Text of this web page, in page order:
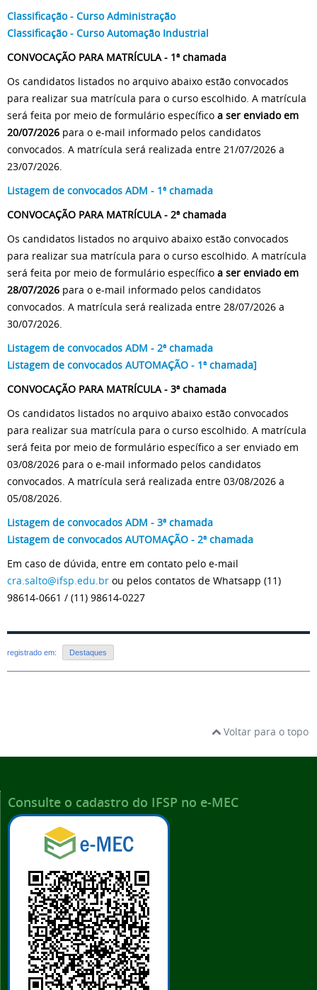
Classificação - Curso Administração
Classificação - Curso Automação Industrial
CONVOCAÇÃO PARA MATRÍCULA - 1ª chamada
Os candidatos listados no arquivo abaixo estão convocados
para realizar sua matrícula para o curso escolhido. A matrícula
será feita por meio de formulário específico a ser enviado em
20/07/2026 para o e-mail informado pelos candidatos
convocados. A matrícula será realizada entre 21/07/2026 a
23/07/2026.
Listagem de convocados ADM - 1ª chamada
CONVOCAÇÃO PARA MATRÍCULA - 2ª chamada
Os candidatos listados no arquivo abaixo estão convocados
para realizar sua matrícula para o curso escolhido. A matrícula
será feita por meio de formulário específico a ser enviado em
28/07/2026 para o e-mail informado pelos candidatos
convocados. A matrícula será realizada entre 28/07/2026 a
30/07/2026.
Listagem de convocados ADM - 2ª chamada
Listagem de convocados AUTOMAÇÃO - 1ª chamada]
CONVOCAÇÃO PARA MATRÍCULA - 3ª chamada
Os candidatos listados no arquivo abaixo estão convocados
para realizar sua matrícula para o curso escolhido. A matrícula
será feita por meio de formulário específico a ser enviado em
03/08/2026 para o e-mail informado pelos candidatos
convocados. A matrícula será realizada entre 03/08/2026 a
05/08/2026.
Listagem de convocados ADM - 3ª chamada
Listagem de convocados AUTOMAÇÃO - 2ª chamada
Em caso de dúvida, entre em contato pelo e-mail
cra.salto@ifsp.edu.br ou pelos contatos de Whatsapp (11)
98614-0661 / (11) 98614-0227
registrado em: Destaques
Voltar para o topo
Consulte o cadastro do IFSP no e-MEC